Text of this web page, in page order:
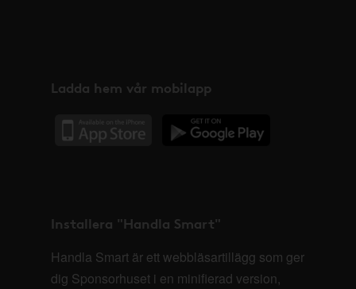
Ladda hem vår mobilapp
Installera "Handla Smart"
Handla Smart är ett webbläsartillägg som ger
dig Sponsorhuset i en minifierad version,